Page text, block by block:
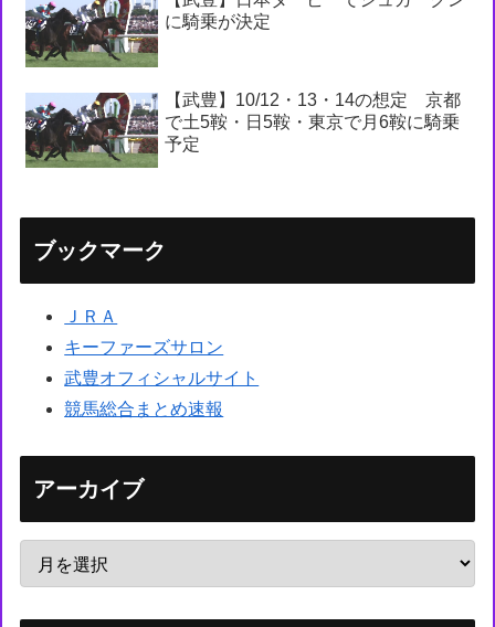
に騎乗が決定
【武豊】10/12・13・14の想定 京都
で土5鞍・日5鞍・東京で月6鞍に騎乗
予定
ブックマーク
ＪＲＡ
キーファーズサロン
武豊オフィシャルサイト
競馬総合まとめ速報
アーカイブ